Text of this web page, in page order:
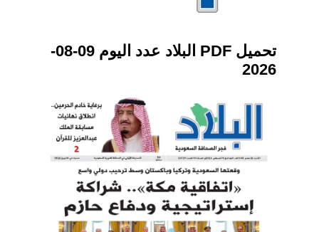
تحميل PDF البلاد عدد اليوم 09-08-
2026